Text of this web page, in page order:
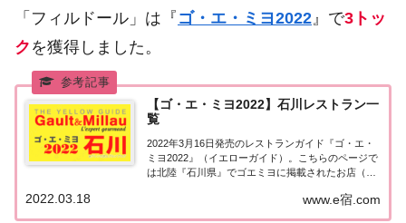
「フィルドール」は『 ゴ・エ・ミヨ2022 』で3トッ
ク を獲得しました。
【ゴ・エ・ミヨ2022】石川レストラン一
覧
2022年3月16日発売のレストランガイド『ゴ・エ・
ミヨ2022』（イエローガイド）。こちらのページで
は北陸『石川県』でゴエミヨに掲載されたお店（飲
ゴエミヨ2022『石川県』北陸「石川エリア」で
www.e宿.com
2022.03.18